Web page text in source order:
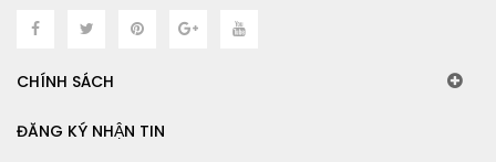
CHÍNH SÁCH
ĐĂNG KÝ NHẬN TIN